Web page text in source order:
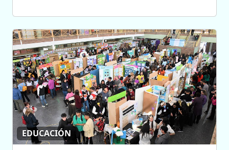
EDUCACIÓN